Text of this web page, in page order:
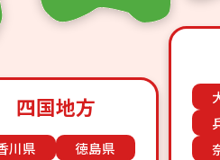
四国地方
川県
徳島県